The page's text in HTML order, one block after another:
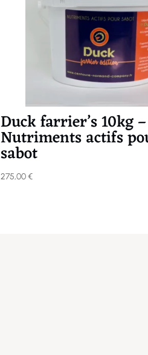
Duck farrier’s 10kg –
Nutriments actifs
sabot
275,00€